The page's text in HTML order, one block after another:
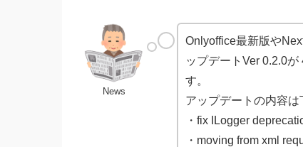
News
Onlyoffice最新版や
ップデートVer 0.2.0
す。
アップデートの内容
・fix ILogger
・moving from xml